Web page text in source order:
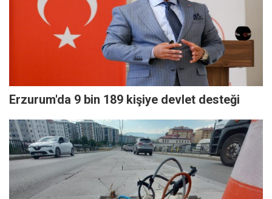
Erzurum'da 9 bin 189 kişiye devlet desteği